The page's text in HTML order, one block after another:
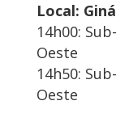
Local:
14h00:
Oeste
14h50:
Oeste